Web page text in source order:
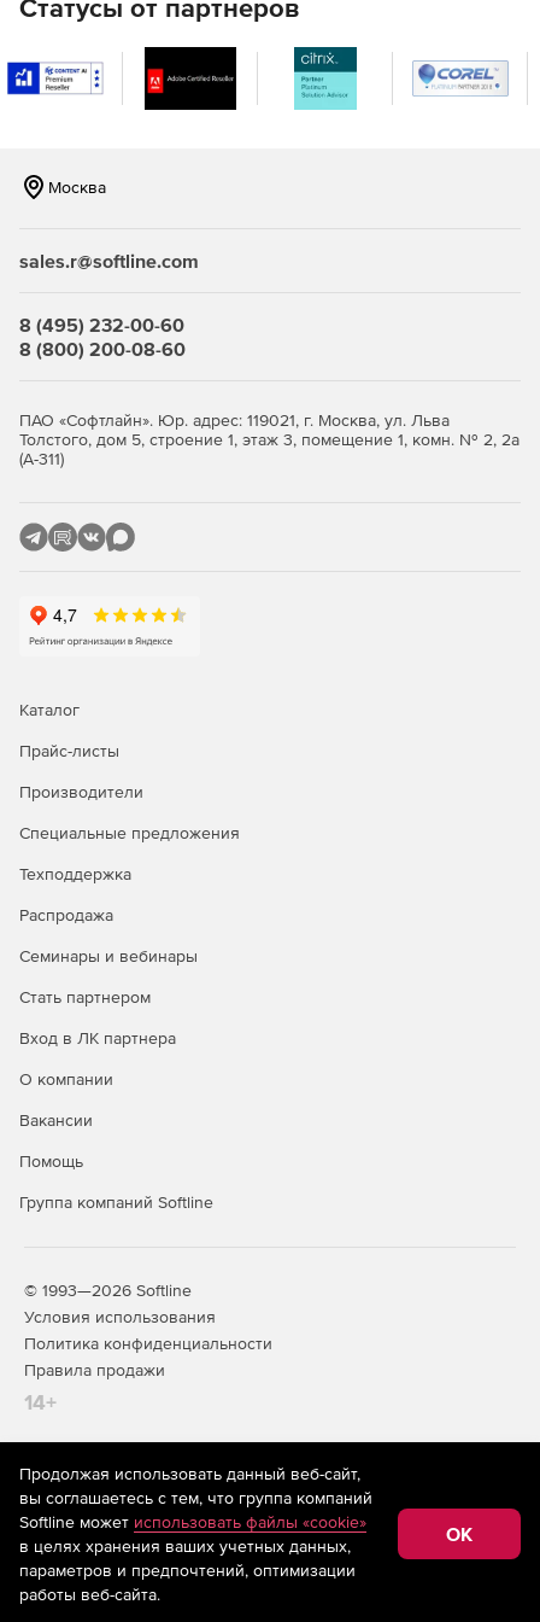
Возможность использования в блоковых (ASP) и не-
блоковых (Windows-приложениях) средах.
Лицензия Royalty Free.
Сферы применения:
Проверка доступности и производительности web-
серверов.
Автоматизация представления web-форм,
доставляемых от клиентского приложения или ASP-
синтаксический разбор информации и вставка в
Размещение файлов на любом web-сервере с
помощью команд Post или Put (HTTP или HTTP/S).
Генерация древа сайта.
Создание сценариев динамических URL-запросов при
Инициирование любой HTTP-активности из ASP-
Статусы от партнеров
Москва
sales.r@softline.com
8 (495) 232-00-60
8 (800) 200-08-60
ПАО «Софтлайн». Юр. адрес: 119021, г. Москва, ул. Льва
Толстого, дом 5, строение 1, этаж 3, помещение 1, комн. № 2, 2а
(А-311)
Каталог
Прайс-листы
Производители
Специальные предложения
Техподдержка
Распродажа
Семинары и вебинары
Стать партнером
Вход в ЛК партнера
О компании
Вакансии
Помощь
Группа компаний Softline
© 1993—2026 Softline
Условия использования
Политика конфиденциальности
Правила продажи
14+
На информационном ресурсе store.softline.ru применяются
рекомендательные технологии(информационные технологии
предоставления информации на основе сбора,
систематизации и анализа сведений, относящихся к
предпочтениям пользователей сети «Интернет»,
находящихся на территории Российской Федерации)
Продолжая использовать данный веб-сайт,
вы соглашаетесь с тем, что группа компаний
Softline может использовать файлы «cookie»
в целях хранения ваших учетных данных,
параметров и предпочтений, оптимизации
работы веб-сайта.
OK